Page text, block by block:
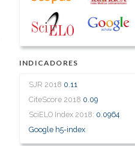
INDICADORES
SJR 2018 0.11
CiteScore 2018 0.09
SciELO Index 2018: 0.0964
Google h5-index